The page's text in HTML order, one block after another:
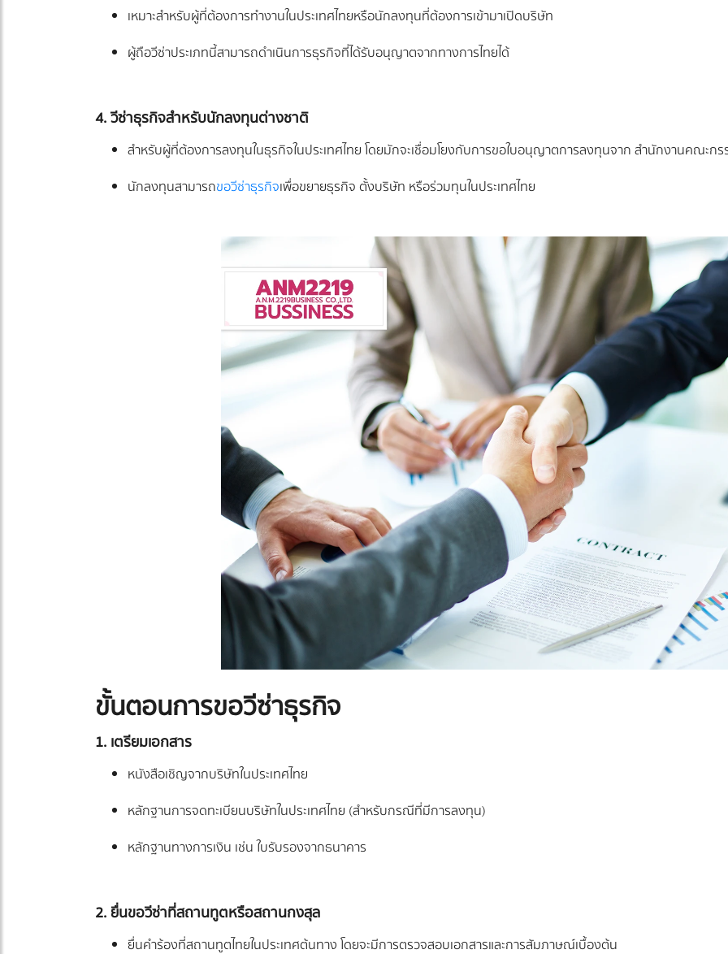
เหมาะสำหรับผู้ที่ต้องการทำงานในประเทศไทยหรือนักลงทุนที่ต้องการเข้ามาเปิดบริษัท
ผู้ถือวีซ่าประเภทนี้สามารถดำเนินการธุรกิจที่ได้รับอนุญาตจากทางการไทยได้
4. วีซ่าธุรกิจสำหรับนักลงทุนต่างชาติ
สำหรับผู้ที่ต้องการลงทุนในธุรกิจในประเทศไทย โดยมักจะเชื่อมโยงกับการขอใบอนุญาตการลงทุนจาก สำนักงานคณะก
นักลงทุนสามารถขอวีซ่าธุรกิจเพื่อขยายธุรกิจ ตั้งบริษัท หรือร่วมทุนในประเทศไทย
ขั้นตอนการขอวีซ่าธุรกิจ
1. เตรียมเอกสาร
หนังสือเชิญจากบริษัทในประเทศไทย
หลักฐานการจดทะเบียนบริษัทในประเทศไทย (สำหรับกรณีที่มีการลงทุน)
หลักฐานทางการเงิน เช่น ใบรับรองจากธนาคาร
2. ยื่นขอวีซ่าที่สถานทูตหรือสถานกงสุล
ยื่นคำร้องที่สถานทูตไทยในประเทศต้นทาง โดยจะมีการตรวจสอบเอกสารและการสัมภาษณ์เบื้องต้น